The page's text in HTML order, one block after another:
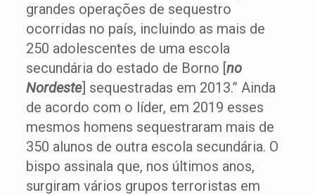
grandes operações de sequestro
ocorridas no país, incluindo as mais de
250 adolescentes de uma escola
secundária do estado de Borno [no
Nordeste] sequestradas em 2013.” Ainda
de acordo com o líder, em 2019 esses
mesmos homens sequestraram mais de
350 alunos de outra escola secundária. O
bispo assinala que, nos últimos anos,
surgiram vários grupos terroristas em